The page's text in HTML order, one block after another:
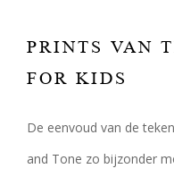
PRINTS VAN
FOR KIDS
De eenvoud van de
and Tone zo bijzonder